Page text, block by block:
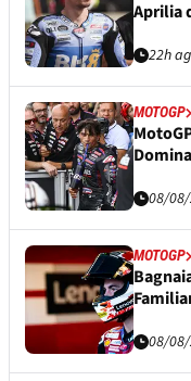
Aprilia
22h
MOTOGP
08/
MOTOGP
08/